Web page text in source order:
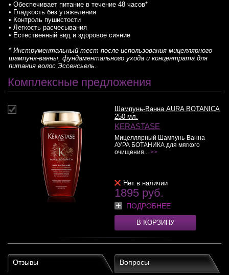
• Обеспечивает питание в течение 48 часов*
• Гладкость без утяжеления
• Контроль пушистости
• Легкость расчесывания
• Естественный вид и здоровое сияние
* Инструментальный тест после использования мицеллярного
шампуня-ванны, фундаментального ухода и концентрата для
питания волос Эссенсьель.
Комплексные предложения
Шампунь-Ванна AURA BOTANICA
250 мл.
KERASTASE
Мицеллярный Шампунь-Ванна
АУРА БОТАНИКА для мягкого
очищения... >>
Нет в наличии
1895 руб.
ПОДРОБНЕЕ
В КОРЗИНУ
Отзывы Вопросы